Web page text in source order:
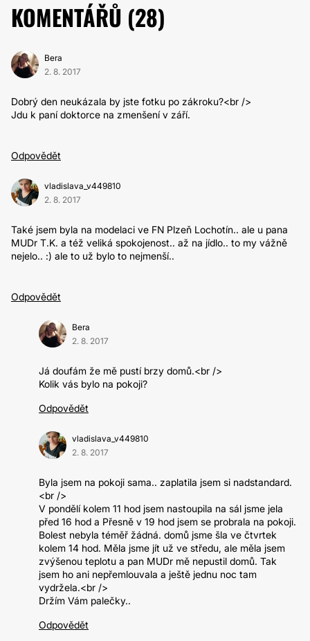
KOMENTÁŘŮ (28)
Bera
2. 8. 2017
Dobrý den neukázala by jste fotku po zákroku?<br />
Jdu k paní doktorce na zmenšení v září.
Odpovědět
vladislava_v449810
2. 8. 2017
Také jsem byla na modelaci ve FN Plzeň Lochotín.. ale u pana
MUDr T.K. a též veliká spokojenost.. až na jídlo.. to my vážně
nejelo.. :) ale to už bylo to nejmenší..
Odpovědět
Bera
2. 8. 2017
Já doufám že mě pustí brzy domů.<br />
Kolik vás bylo na pokoji?
Odpovědět
vladislava_v449810
2. 8. 2017
Byla jsem na pokoji sama.. zaplatila jsem si nadstandard.
<br />
V pondělí kolem 11 hod jsem nastoupila na sál jsme jela
před 16 hod a Přesně v 19 hod jsem se probrala na pokoji.
Bolest nebyla téměř žádná. domů jsme šla ve čtvrtek
kolem 14 hod. Měla jsme jít už ve středu, ale měla jsem
zvýšenou teplotu a pan MUDr mě nepustil domů. Tak
jsem ho ani nepřemlouvala a ještě jednu noc tam
vydržela.<br />
Držím Vám palečky..
Odpovědět